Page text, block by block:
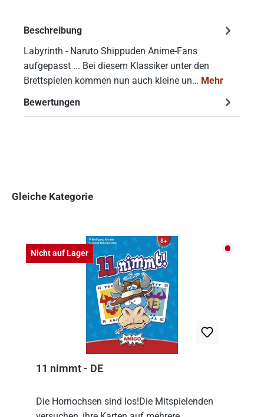
Beschreibung
Labyrinth - Naruto Shippuden Anime-Fans
aufgepasst ... Bei diesem Klassiker unter den
Brettspielen kommen nun auch kleine un… Mehr
Bewertungen
Gleiche Kategorie
Nicht auf Lager Nicht
11 nimmt - DE
Die Hornochsen sind los!Die Mitspielenden